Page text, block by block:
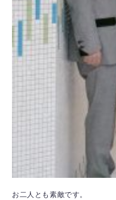
お二人とも素敵です。